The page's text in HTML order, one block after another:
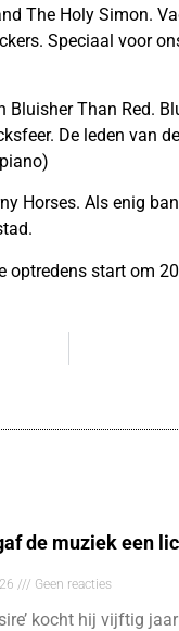
The Holy Simon.
Speciaal voor
Bluisher Than Red.
De leden van
Horses. Als enig
optredens start om
de muziek een
Geen reacties
kocht hij vijftig